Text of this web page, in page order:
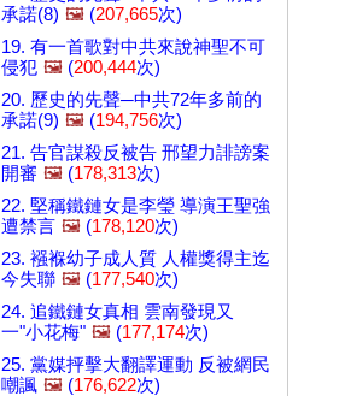
承諾(8) 🖼️ (207,665次)
19. 有一首歌對中共來說神聖不可
侵犯 🖼️ (200,444次)
20. 歷史的先聲─中共72年多前的
承諾(9) 🖼️ (194,756次)
21. 告官謀殺反被告 邢望力誹謗案
開審 🖼️ (178,313次)
22. 堅稱鐵鏈女是李瑩 導演王聖強
遭禁言 🖼️ (178,120次)
23. 襁褓幼子成人質 人權獎得主迄
今失聯 🖼️ (177,540次)
24. 追鐵鏈女真相 雲南發現又
一"小花梅" 🖼️ (177,174次)
25. 黨媒抨擊大翻譯運動 反被網民
嘲諷 🖼️ (176,622次)